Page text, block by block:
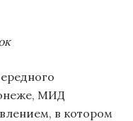
МИД
в котором